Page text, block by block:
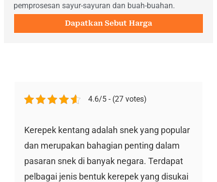
pemprosesan sayur-sayuran dan buah-buahan.
Dapatkan Sebut Harga
4.6/5 - (27 votes)
Kerepek kentang adalah snek yang popular
dan merupakan bahagian penting dalam
pasaran snek di banyak negara. Terdapat
pelbagai jenis bentuk kerepek yang disukai